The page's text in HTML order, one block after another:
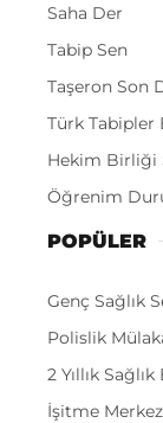
Saha Der
Tabip Sen
Taşeron Son
Türk Tabipler
Hekim Birliği
Öğrenim
POPÜLER
Genç Sağlık
Polislik
2 Yıllık
İşitme